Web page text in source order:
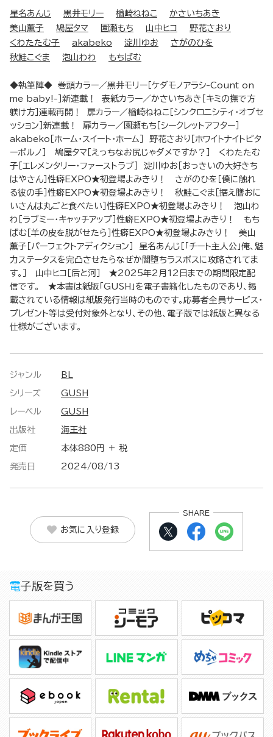
星名あんじ 黒井モリー 楢崎ねねこ
かさいちあき
美山薫子
鳩屋タマ 園瀬もち 山中ヒコ
野花さおり
くわたたむ子
akabeko 淀川ゆお
さがのひを
秋鮭こぐま
泡山わわ もちぱむ
◆執筆陣◆ 巻頭カラー／黒井モリー［ケダモノアラシ-Count on
me baby!-］新連載！ 表紙カラー／かさいちあき［キミの撫で方
躾け方］連載再開！ 扉カラー／楢崎ねねこ［シンクロニシティ・オブセ
ッション］新連載！ 扉カラー／園瀬もち［シークレットアフター］
akabeko［ホーム・スイート・ホーム］ 野花さおり［ホワイトナイトビタ
ーポルノ］ 鳩屋タマ［えっちなお尻じゃダメですか？］ くわたたむ
子［エレメンタリー・ファーストラブ］ 淀川ゆお［おっきいの大好きち
はやさん］性癖EXPO★初登場よみきり！ さがのひを［僕に触れ
る彼の手］性癖EXPO★初登場よみきり！ 秋鮭こぐま［据え膳おに
いさんは丸ごと食べたい］性癖EXPO★初登場よみきり！ 泡山わ
わ［ラブミー・キャッチアップ］性癖EXPO★初登場よみきり！ もち
ぱむ［羊の皮を脱がせたら］性癖EXPO★初登場よみきり！ 美山
薫子［パーフェクトアディクション］ 星名あんじ［「チート主人公」俺、魅
力ステータスを完凸させたらなぜか闇堕ちラスボスに攻略されてま
す。］ 山中ヒコ［后と河］ ★2025年2月12日までの期間限定配
信です。 ★本書は紙版「GUSH」を電子書籍化したものであり、掲
載されている情報は紙版発行当時のものです。応募者全員サービス・
プレゼント等は受付対象外となり、その他、電子版では紙版と異なる
仕様がございます。
ジャンル BL
シリーズ GUSH
レーベル GUSH
出版社 海王社
定価 本体880円 ＋ 税
発売日 2024/08/13
お気に入り登録
SHARE
電子版を買う